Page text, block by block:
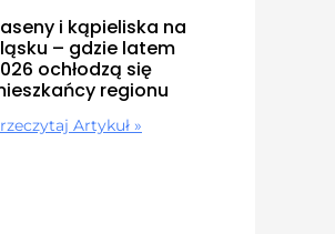
i kąpieliska na
– gdzie latem
ochłodzą się
regionu
Artykuł »